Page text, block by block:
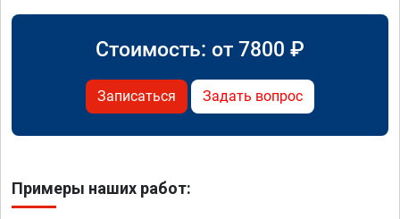
Стоимость: от 7800 ₽
Записаться Задать вопрос
Примеры наших работ: